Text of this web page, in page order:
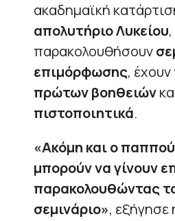
ακαδημαϊκή
απολυτήριο Λυκείου
παρακολουθήσουν
επιμόρφωσης, έχουν
πρώτων βοηθειών
πιστοποιητικά.
«Ακόμη και ο
μπορούν να γίνουν
παρακολουθώντας
σεμινάριο», εξήγησε